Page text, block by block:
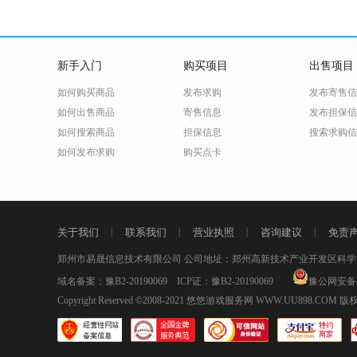
新手入门
如何购买商品
如何出售商品
如何搜索商品
如何发布求购
购买项目
发布求购
寄售信息
担保信息
购买点卡
出售项目
发布寄售
发布担保
搜索求购
关于我们 联系我们 营业执照 咨询建议 免责
郑州市易晟信息技术有限公司 公司地址：郑州高新技术产业开发区科
域名备案： 豫B2-20190069 ICP证： 豫B2-20190069
豫公网安备
Copyright Reserved ©2008-2021 悠悠游戏服务网 WWW.UU898.COM 版